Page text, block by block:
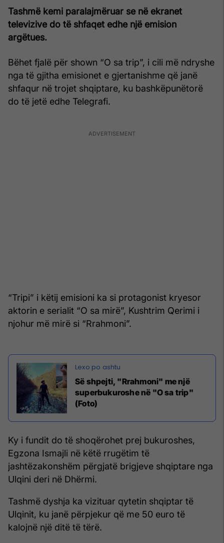
Tashmë kemi paralajmëruar se në ekranet
televizive do të shfaqet edhe një emision
argëtues.
Bëhet fjalë për shown “O sa trip”, i cili më ndryshe
nga të gjitha emisionet e gjertanishme që janë
shfaqur në trojet shqiptare, ku bashkëpunëtorë
do të jetë edhe Telegrafi.
“Tripi” i këtij emisioni ka si protagonist kryesor
aktorin e serialit “O sa mirë”, Kushtrim Qerimi i
njohur më mirë si “Rrahmoni”.
Së shpejti, "Rrahmoni" me një
superbukuroshe në "O sa trip"
(Foto)
Ky i fundit do të shoqërohet prej bukuroshes,
Egzona Ismajli në këtë rrugëtim të
jashtëzakonshëm përgjatë brigjeve shqiptare nga
Ulqini deri në Dhërmi.
Tashmë dyshja ka vizituar qytetin shqiptar të
Ulqinit, ku janë përpjekur që me 50 euro të
kalojnë një ditë të tërë.